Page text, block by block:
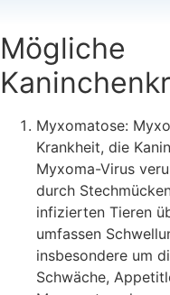
Mögliche
Myxomatose:
Krankheit, die
Myxoma-Virus
durch
infizierten Tieren
umfassen
insbesondere um
Schwäche,